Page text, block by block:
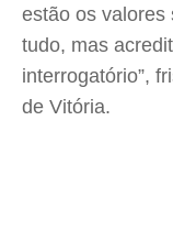
estão os valores
tudo, mas
interrogatório”,
de Vitória.